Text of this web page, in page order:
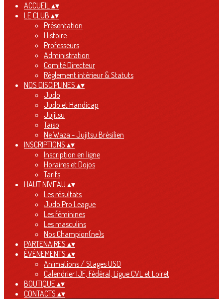
ACCUEIL▴▾
LE CLUB ▴▾
Présentation
Histoire
Professeurs
Administration
Comité Directeur
Règlement intérieur & Statuts
NOS DISCIPLINES ▴▾
Judo
Judo et Handicap
Jujitsu
Taïso
Ne Waza - Jujitsu Brésilien
INSCRIPTIONS ▴▾
Inscription en ligne
Horaires et Dojos
Tarifs
HAUT NIVEAU ▴▾
Les résultats
Judo Pro League
Les féminines
Les masculins
Nos Champion(ne)s
PARTENAIRES ▴▾
ÉVÉNEMENTS ▴▾
Animations / Stages USO
Calendrier IJF, Fédéral, Ligue CVL et Loiret
BOUTIQUE▴▾
CONTACTS ▴▾